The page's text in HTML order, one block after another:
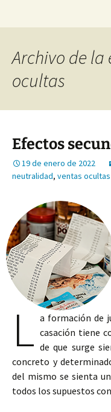
Archivo de
ocultas
Efectos
19 de enero de 2022
neutralidad, ventas ocultas
L a formación de
casación tiene
de que surge
concreto y
del mismo se sienta
todos los supuestos